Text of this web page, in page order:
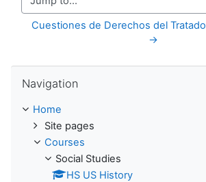
Jump to...
Cuestiones de Derechos del
→
Navigation
Home
Site pages
Courses
Social Studies
HS US History